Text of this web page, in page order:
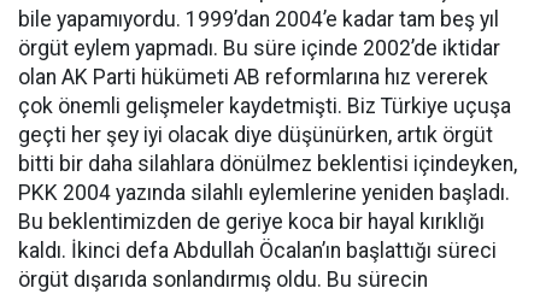
bile yapamıyordu. 1999’dan 2004’e kadar tam beş yıl
örgüt eylem yapmadı. Bu süre içinde 2002’de iktidar
olan AK Parti hükümeti AB reformlarına hız vererek
çok önemli gelişmeler kaydetmişti. Biz Türkiye uçuşa
geçti her şey iyi olacak diye düşünürken, artık örgüt
bitti bir daha silahlara dönülmez beklentisi içindeyken,
PKK 2004 yazında silahlı eylemlerine yeniden başladı.
Bu beklentimizden de geriye koca bir hayal kırıklığı
kaldı. İkinci defa Abdullah Öcalan’ın başlattığı süreci
örgüt dışarıda sonlandırmış oldu. Bu sürecin